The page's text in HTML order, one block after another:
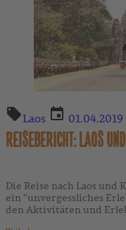
Laos 01.04.2019
REISEBERICHT: LAOS
Die Reise nach Laos und
ein ''unvergessliches
den Aktivitäten und